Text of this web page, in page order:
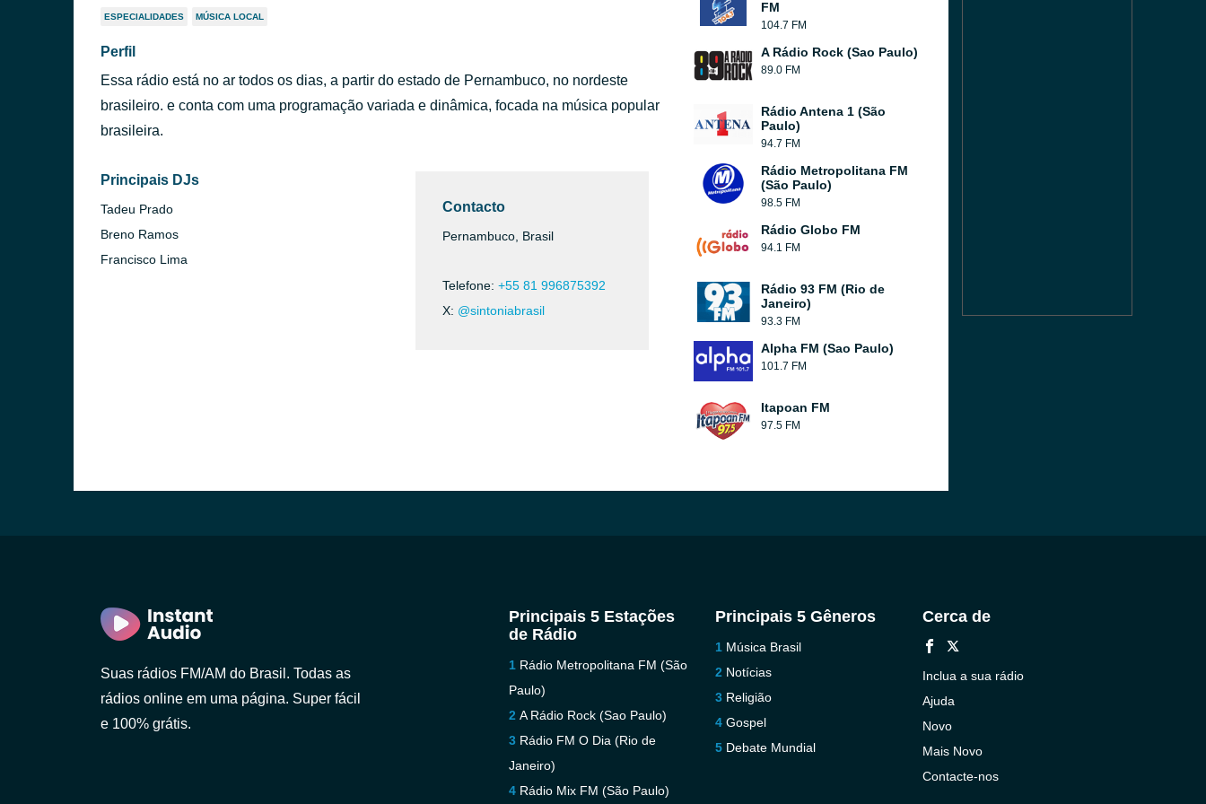
ESPECIALIDADES MÚSICA LOCAL
Perfil
Essa rádio está no ar todos os dias, a partir do estado de Pernambuco, no nordeste
brasileiro. e conta com uma programação variada e dinâmica, focada na música popular
brasileira.
Principais DJs
Tadeu Prado
Breno Ramos
Francisco Lima
Contacto
Pernambuco, Brasil
Telefone: +55 81 996875392
X: @sintoniabrasil
FM
104.7 FM
A Rádio Rock (Sao Paulo)
89.0 FM
Rádio Antena 1 (São
Paulo)
94.7 FM
Rádio Metropolitana FM
(São Paulo)
98.5 FM
Rádio Globo FM
94.1 FM
Rádio 93 FM (Rio de
Janeiro)
93.3 FM
Alpha FM (Sao Paulo)
101.7 FM
Itapoan FM
97.5 FM
Suas rádios FM/AM do Brasil. Todas as
rádios online em uma página. Super fácil
e 100% grátis.
Principais 5 Estações
de Rádio
Rádio Metropolitana FM (São
Paulo)
A Rádio Rock (Sao Paulo)
Rádio FM O Dia (Rio de
Janeiro)
Rádio Mix FM (São Paulo)
Principais 5 Gêneros
Música Brasil
Notícias
Religião
Gospel
Debate Mundial
Cerca de
Inclua a sua rádio
Ajuda
Novo
Mais Novo
Contacte-nos